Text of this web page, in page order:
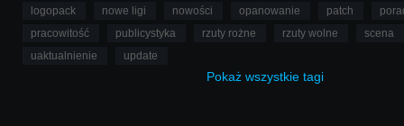
logopack
nowe ligi nowości opanowanie patch
pracowitość
publicystyka rzuty rożne rzuty wolne
scena
uaktualnienie
update
Pokaż wszystkie tagi